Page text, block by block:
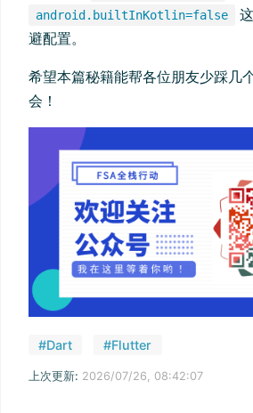
android.builtInKotlin=false
避配置。
希望本篇秘籍能帮各位朋友少踩几
会！
#Dart #Flutter
上次更新: 2026/07/26, 08:42:07